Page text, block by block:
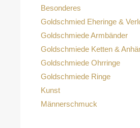
Besonderes
Goldschmied Eheringe &
Goldschmiede Armbänder
Goldschmiede Ketten &
Goldschmiede Ohrringe
Goldschmiede Ringe
Kunst
Männerschmuck